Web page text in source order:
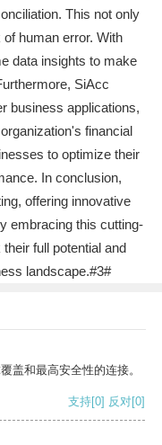
This not only
human error. With
data insights to make
SiAcc
business applications,
financial
to optimize their
In conclusion,
offering innovative
embracing this cutting-
full potential and
landscape.#3#
盖和最高安全性的连接。
支持[0] 反对[0]